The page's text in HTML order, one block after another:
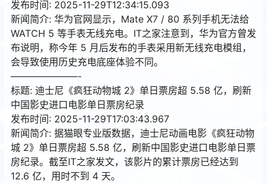
发布时间: 2025-11-29T12:34:15.093
新闻简介: 华为官网显示，Mate X7 / 80 系列手机无法给
WATCH 5 等手表无线充电。IT之家注意到，华为官方曾发
布说明，称今年 5 月后发布的手表采用新无线充电模组，
会导致使用历史充电底座体验不同。
———————-
标题: 迪士尼《疯狂动物城 2》单日票房超 5.58 亿，刷新
中国影史进口电影单日票房纪录
发布时间: 2025-11-29T17:03:43.967
新闻简介: 据猫眼专业版数据，迪士尼动画电影《疯狂动物
城 2》单日票房超 5.58 亿，刷新中国影史进口电影单日票
房纪录。截至IT之家发文，该影片的累计票房已经达到
12.6 亿，用时不到 4 天。